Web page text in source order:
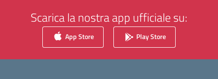
Scarica la nostra app ufficiale su:
App Store Play Store